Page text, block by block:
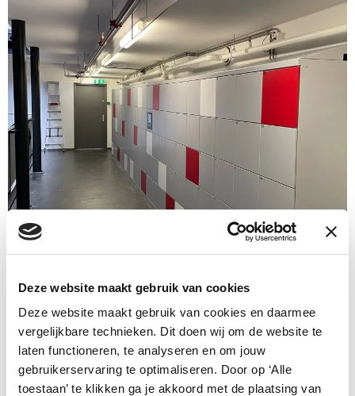
Deze website maakt gebruik van cookies
Deze website maakt gebruik van cookies en daarmee
vergelijkbare technieken. Dit doen wij om de website te
laten functioneren, te analyseren en om jouw
gebruikerservaring te optimaliseren. Door op ‘Alle
toestaan’ te klikken ga je akkoord met de plaatsing van